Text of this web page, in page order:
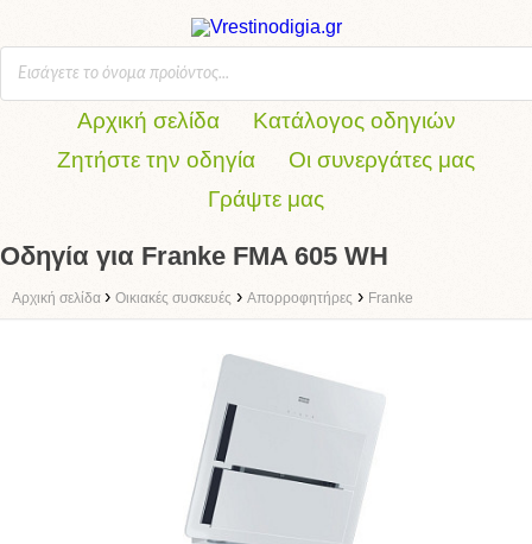
Αρχική σελίδα
Κατάλογος οδηγιών
Ζητήστε την οδηγία
Οι συνεργάτες μας
Γράψτε μας
Οδηγία για Franke FMA 605 WH
Αρχική σελίδα › Οικιακές συσκευές › Απορροφητήρες › Franke